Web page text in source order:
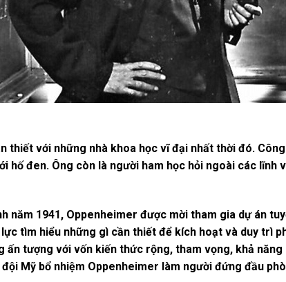
thiết với những nhà khoa học vĩ đại nhất thời đó.
hố đen. Ông còn là người ham học hỏi ngoài các lĩnh
năm 1941, Oppenheimer được mời tham gia dự án
tìm hiểu những gì cần thiết để kích hoạt và duy trì
tượng với vốn kiến thức rộng, tham vọng, khả
Mỹ bổ nhiệm Oppenheimer làm người đứng đầu